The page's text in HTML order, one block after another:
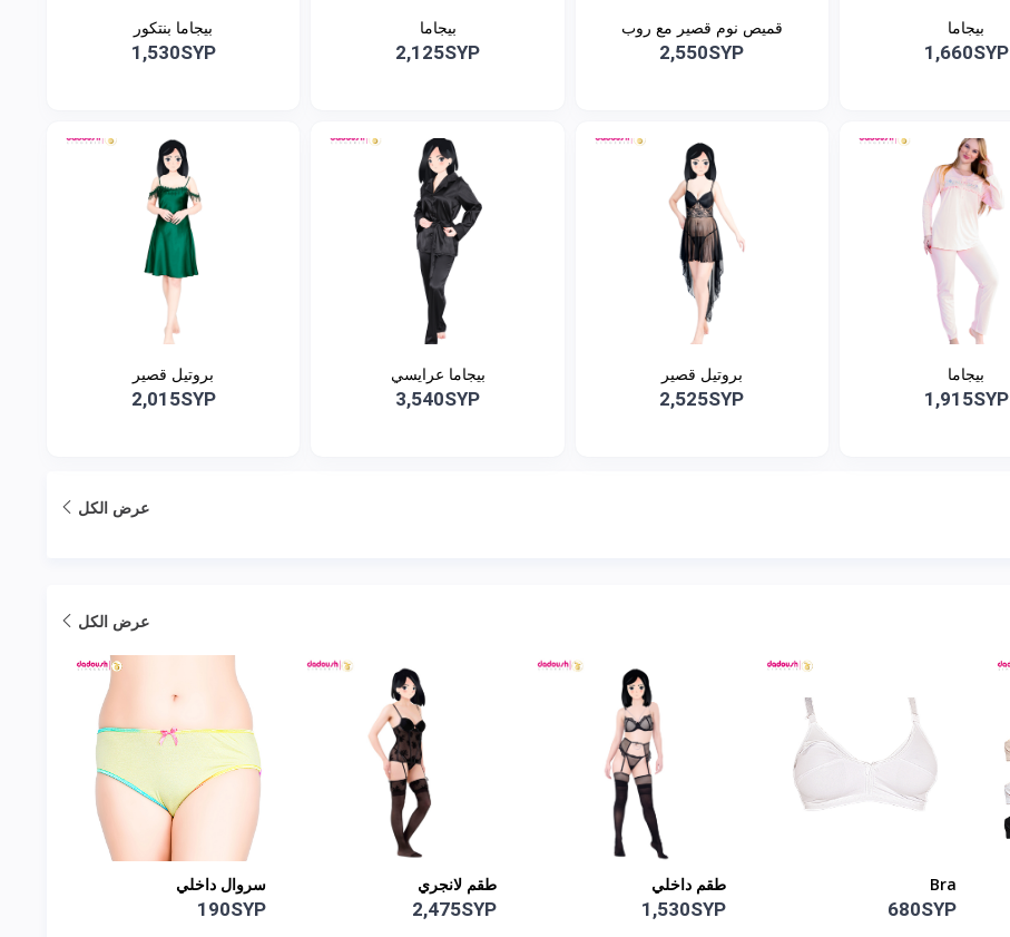
بيجاما
1,660SYP
قميص نوم قصير مع روب
2,550SYP
بيجاما
2,125SYP
بيجاما بنتكور
1,530SYP
بيجاما
1,915SYP
بروتيل قصير
2,525SYP
بيجاما عرايسي
3,540SYP
بروتيل قصير
2,015SYP
عرض الكل
عرض الكل
Bra
680SYP
طقم داخلي
1,530SYP
طقم لانجري
2,475SYP
سروال داخلي
190SYP